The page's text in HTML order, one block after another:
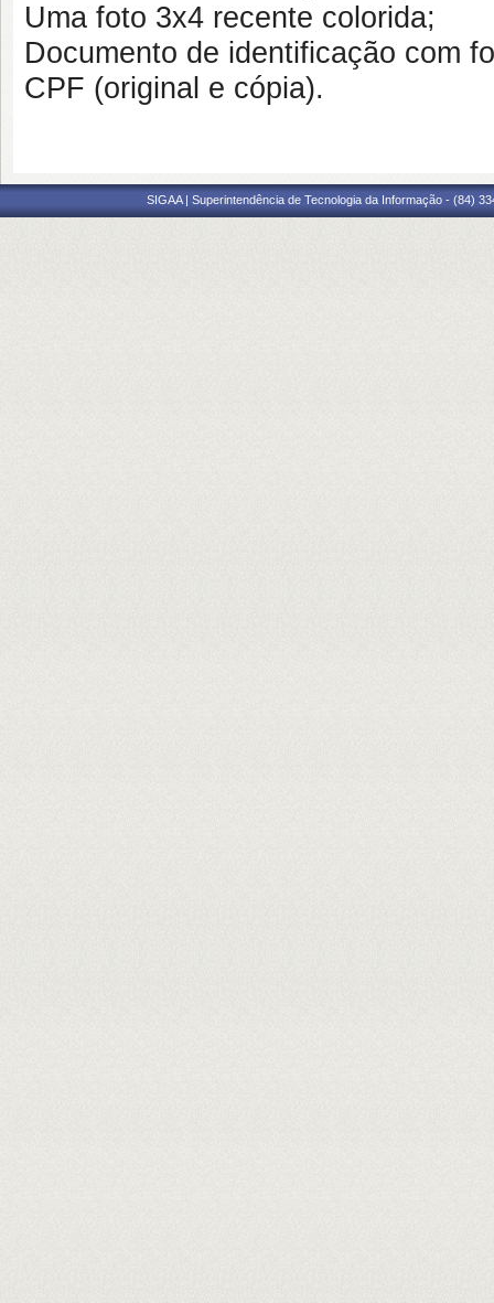
Uma foto 3x4 recente colorida;
Documento de identificação com
CPF (original e cópia).
SIGAA | Superintendência de Tecnologia da Informação - (84)